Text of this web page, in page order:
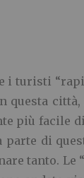
i turisti
questa
più facile
di
tanto. Le